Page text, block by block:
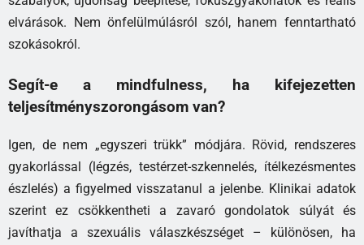
elvárások. Nem önfelülmúlásról szól, hanem fenntartható
szokásokról.
Segít-e a mindfulness, ha kifejezetten
teljesítményszorongásom van?
Igen, de nem „egyszeri trükk” módjára. Rövid, rendszeres
gyakorlással (légzés, testérzet-szkennelés, ítélkezésmentes
észlelés) a figyelmed visszatanul a jelenbe. Klinikai adatok
szerint ez csökkentheti a zavaró gondolatok súlyát és
javíthatja a szexuális válaszkészséget – különösen, ha